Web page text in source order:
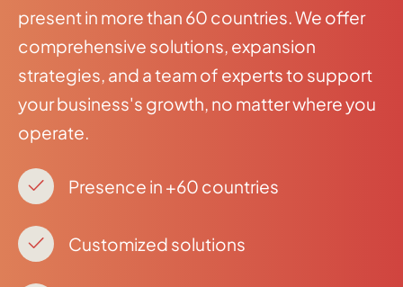
present in more than 60 countries. We offer
comprehensive solutions, expansion
strategies, and a team of experts to support
your business's growth, no matter where you
operate.
Presence in +60 countries
Customized solutions